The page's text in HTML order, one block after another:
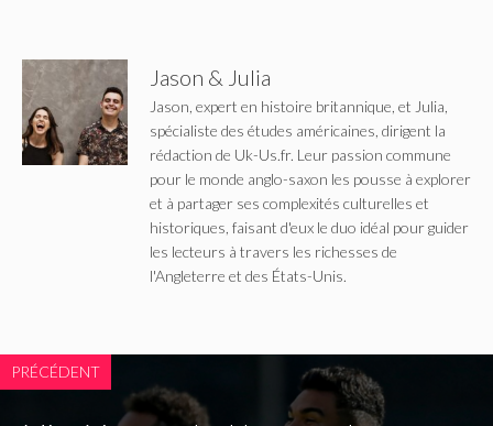
Jason & Julia
Jason, expert en histoire britannique, et Julia,
spécialiste des études américaines, dirigent la
rédaction de Uk-Us.fr. Leur passion commune
pour le monde anglo-saxon les pousse à explorer
et à partager ses complexités culturelles et
historiques, faisant d'eux le duo idéal pour guider
les lecteurs à travers les richesses de
l'Angleterre et des États-Unis.
PRÉCÉDENT